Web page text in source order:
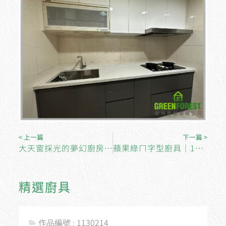
< 上一篇
大天窗採光的夢幻廚房│BOSCH全崁式洗碗機
下一篇 >
蘋果綠ㄇ字型廚具│12人份的大廚房
精選廚具
作品編號 : 1130214